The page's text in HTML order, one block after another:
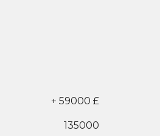
+ 59000 £
135000